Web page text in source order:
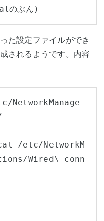
のぶん)
た設定ファイルができ
されるようです。内容
/etc/NetworkM
Wired\ conn